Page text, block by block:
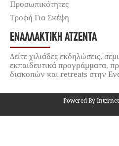
Προσωπικότητες
Τροφή Για Σκέψη
ΕΝΑΛΛΑΚΤΙΚΉ ΑΤΖΈΝΤΑ
Δείτε χιλιάδες εκδηλώσεις,
εκπαιδευτικά προγράμματα,
διακοπών και retreats στην
Powered By